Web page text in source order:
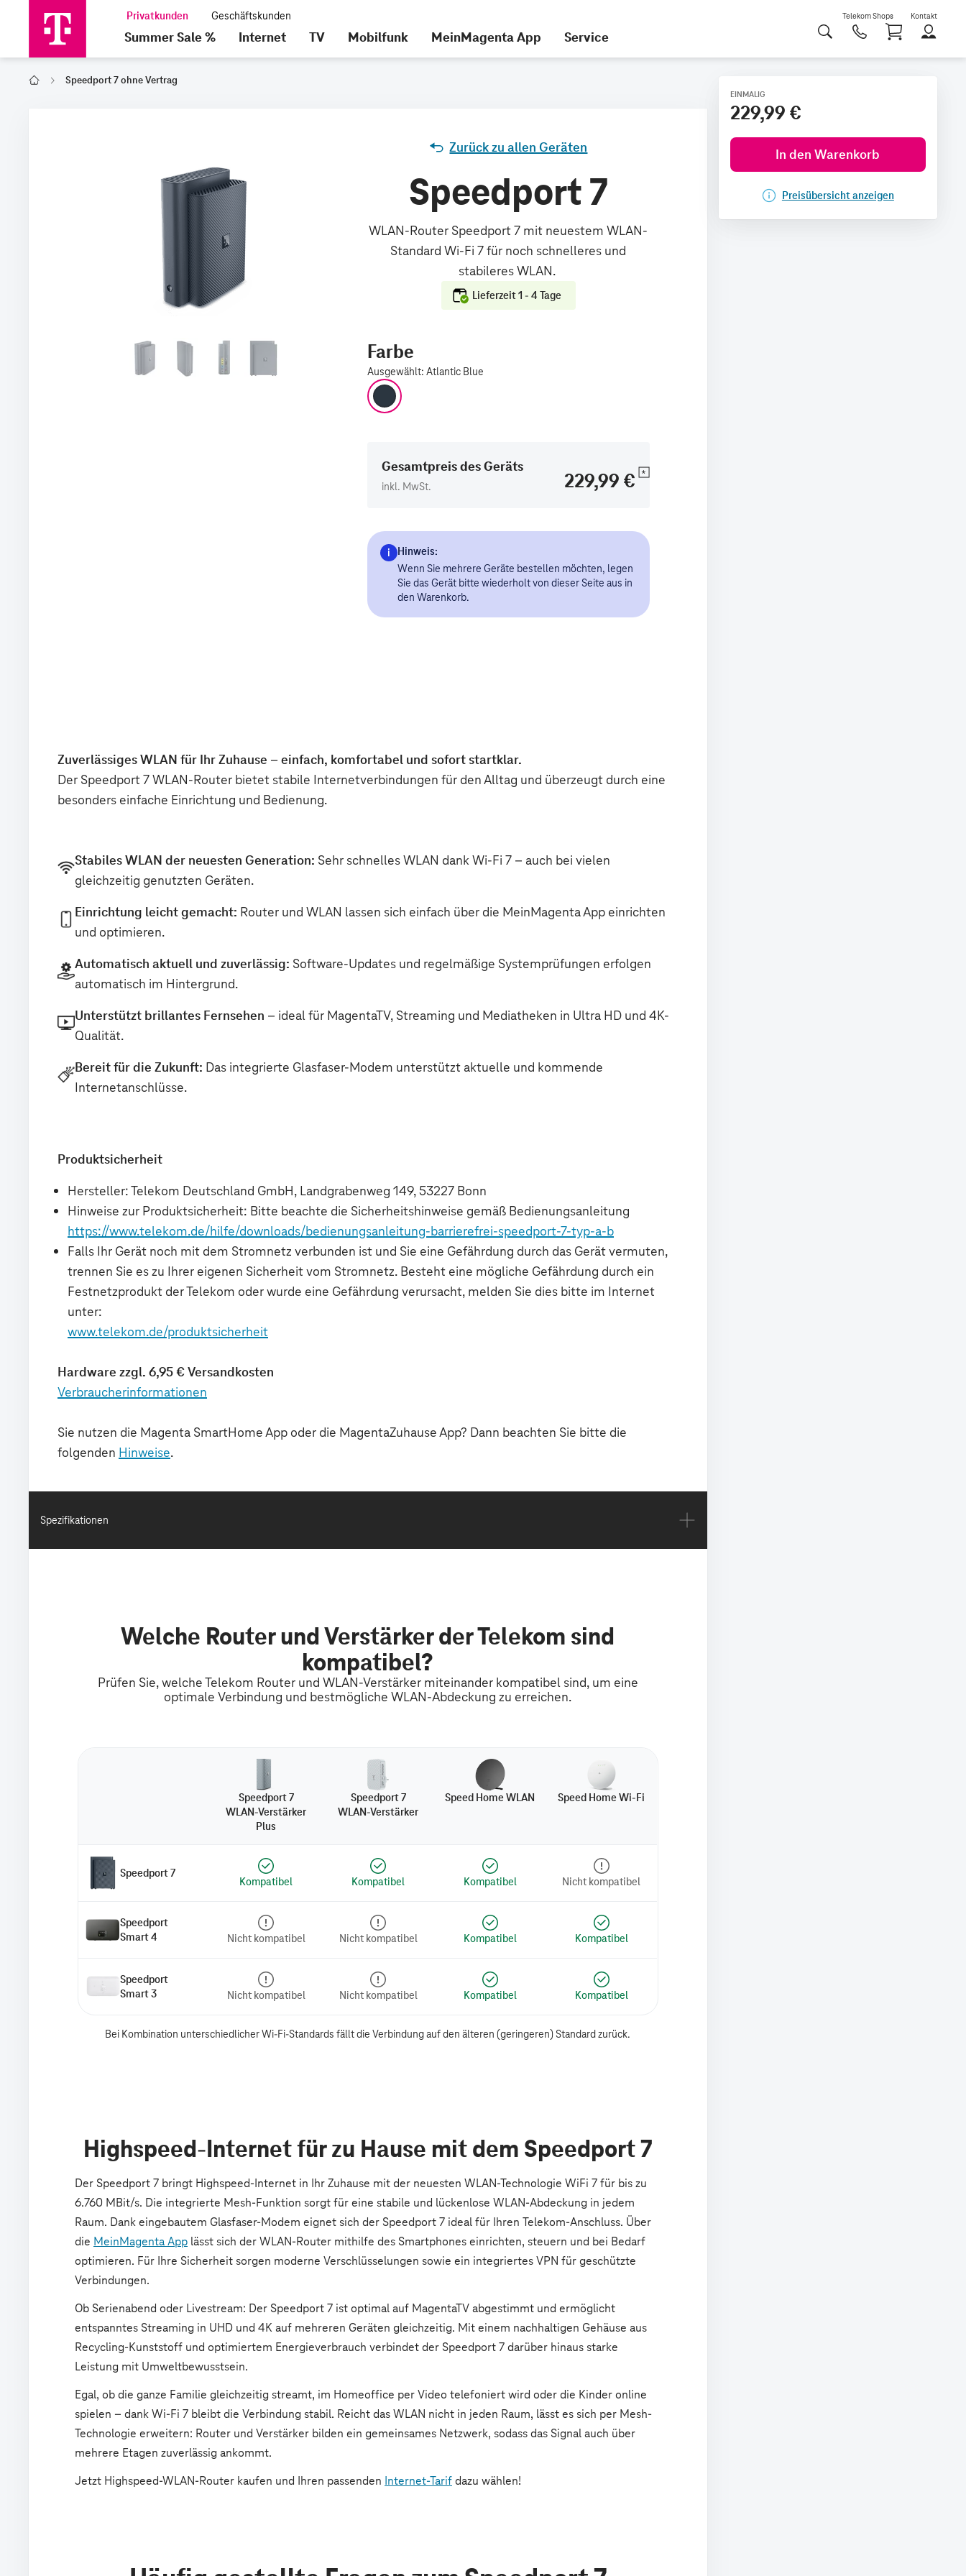
Telekom Shops Kontakt
Summer Sale % Internet TV Mobilfunk MeinMagenta App Service
Home Speedport 7 ohne Vertrag
Zurück zu allen Geräten
Speedport 7
Lieferzeit 1 - 4 Tage
Farbe
Ausgewählt: Atlantic Blue
Gesamtpreis des Geräts
inkl. MwSt. 229,99 €
Spezifikationen
EINMALIG
229,99 €
In den Warenkorb
Preisübersicht anzeigen